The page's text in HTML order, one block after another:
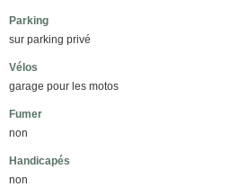
Parking
sur parking privé
Vélos
garage pour les motos
Fumer
non
Handicapés
non